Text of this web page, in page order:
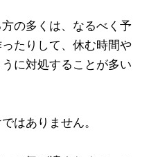
の多くは、なるべく予
たりして、休む時間や
に対処することが多い
はありません。